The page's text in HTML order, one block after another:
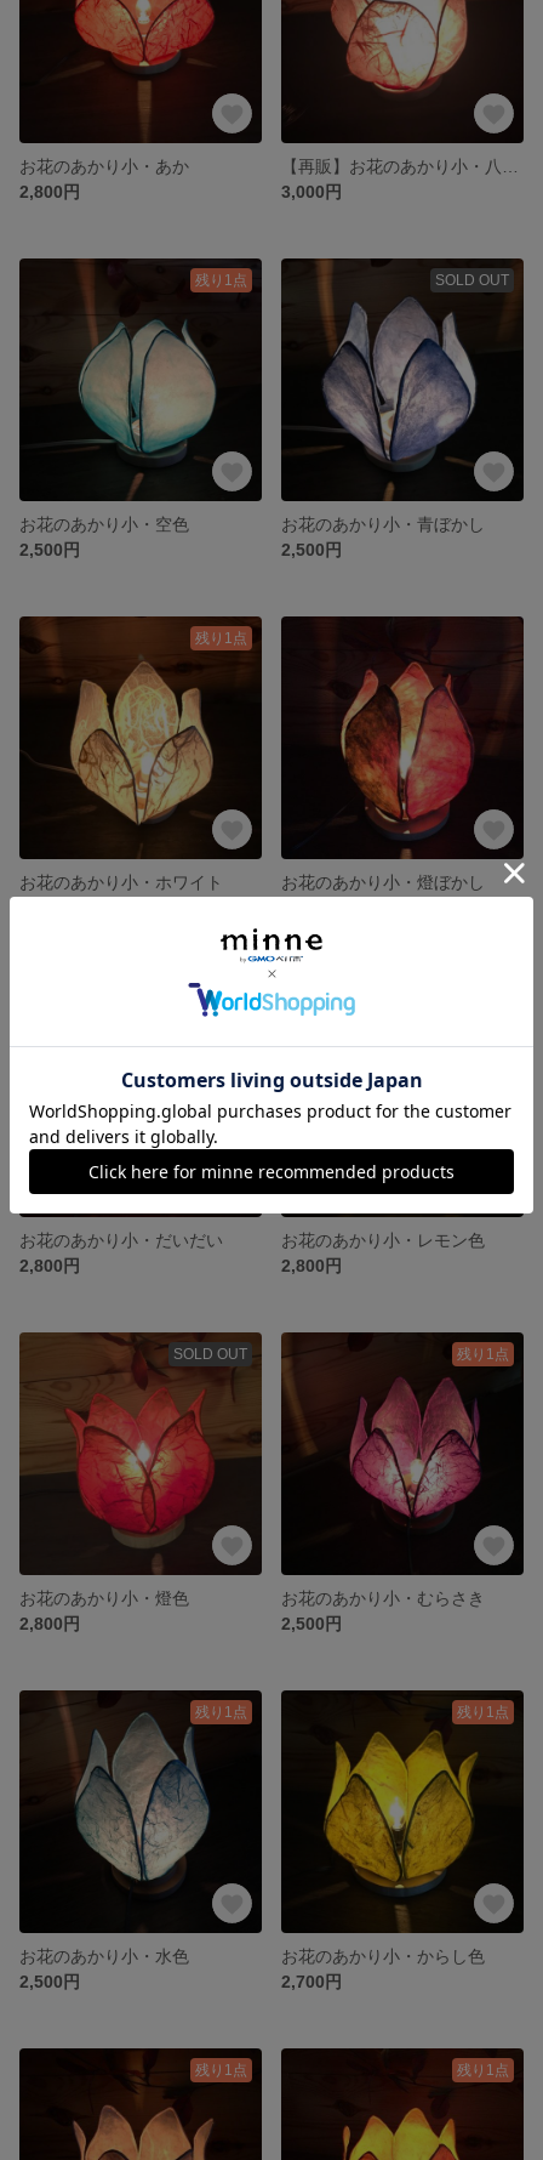
お花のあかり小・あか
2,800円
3,000円
残り1点
お花のあかり小・空色
2,500円
SOLD OUT
お花のあかり小・青ぼかし
2,500円
残り1点
お花のあかり小・ホワイト
お花のあかり小・燈ぼかし
残り1点
お花のあかり小・だいだい
2,800円
お花のあかり小・レモン色
2,800円
SOLD OUT
お花のあかり小・燈色
2,800円
残り1点
お花のあかり小・むらさき
2,500円
残り1点
お花のあかり小・水色
2,500円
残り1点
お花のあかり小・からし色
2,700円
残り1点 残り1点